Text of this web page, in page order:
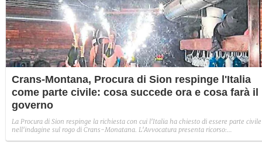
Crans-Montana, Procura di Sion respinge l'Italia
come parte civile: cosa succede ora e cosa farà il
governo
La Procura di Sion respinge la richiesta con cui l'Italia ha chiesto di essere parte civile
nell'indagine sul rogo di Crans-Monatana. L'Avvocatura presenta ricorso: